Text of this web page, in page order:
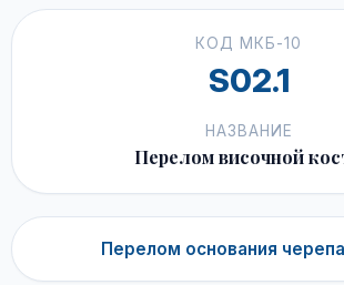
КОД МКБ-10
S02.1
НАЗВАНИЕ
Перелом височной
Перелом основания